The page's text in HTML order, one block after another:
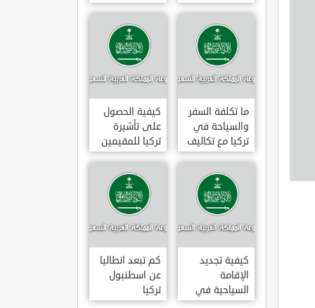
تجارى إلى
سكنى فى
تركيا
ما تكلفة السفر
والسياحة في
تركيا مع تكاليف
الاقامة
كيفية الحصول
على تأشيرة
تركيا للمقيمين
بالسعودية
2020
كيفية تجديد
الإقامة
السياحية في
تركيا وما
كم تبعد انطاليا
عن اسطنبول
تركيا